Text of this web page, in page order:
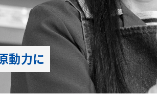
間外にいただいたお問い合わせについては
動力に